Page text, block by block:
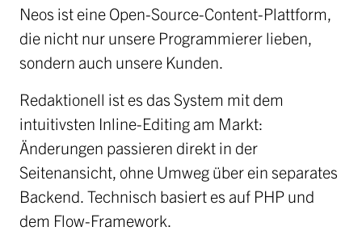
Hinter den Kulissen
Herzensprojekte
Jobs
Ausschreibungen
Initiative Österreich 2040
Partner
anfrage
Neos ist eine Open-Source-Content-Plattform,
die nicht nur unsere Programmierer lieben,
sondern auch unsere Kunden.
Redaktionell ist es das System mit dem
intuitivsten Inline-Editing am Markt:
Änderungen passieren direkt in der
Seitenansicht, ohne Umweg über ein separates
Backend. Technisch basiert es auf PHP und
dem Flow-Framework.